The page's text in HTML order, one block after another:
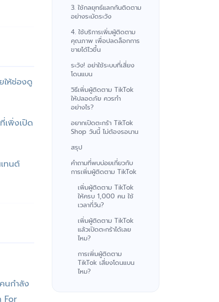
ให้ช่องดู
เพิ่งเปิด
ทนต์
นกำลัง
For
3. ใช้กลยุทธ์แลกกันติดตาม
อย่างระมัดระวัง
4. ใช้บริการเพิ่มผู้ติดตาม
คุณภาพ เพื่อปลดล็อกการ
ขายได้ไวขึ้น
ระวัง! อย่าใช้ระบบที่เสี่ยง
โดนแบน
วิธีเพิ่มผู้ติดตาม TikTok
ให้ปลอดภัย ควรทำ
อย่างไร?
อยากเปิดตะกร้า TikTok
Shop วันนี้ ไม่ต้องรอนาน
สรุป
คำถามที่พบบ่อยเกี่ยวกับ
การเพิ่มผู้ติดตาม TikTok
เพิ่มผู้ติดตาม TikTok
ให้ครบ 1,000 คน ใช้
เวลากี่วัน?
เพิ่มผู้ติดตาม TikTok
แล้วเปิดตะกร้าได้เลย
ไหม?
การเพิ่มผู้ติดตาม
TikTok เสี่ยงโดนแบน
ไหม?